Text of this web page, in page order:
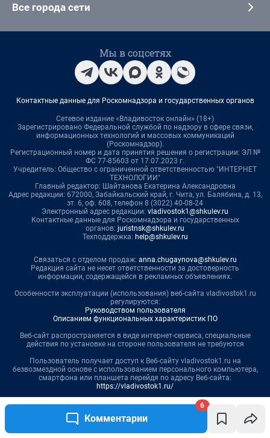
Комментарии
6
Все города сети
Мы в соцсетях
Контактные данные для Роскомнадзора и государственных органов
Сетевое издание «Владивосток онлайн» (18+)
Зарегистрировано Федеральной службой по надзору в сфере связи,
информационных технологий и массовых коммуникаций
(Роскомнадзор).
Регистрационный номер и дата принятия решения о регистрации: ЭЛ №
ФС 77-85603 от 17.07.2023 г.
Учредитель: Общество с ограниченной ответственностью "ИНТЕРНЕТ
ТЕХНОЛОГИИ"
Главный редактор: Шайтанова Екатерина Александровна
Адрес редакции: 672000, Забайкальский край, г. Чита, ул. Балябина, д. 13,
эт. 6, оф. 608, телефон 8 (3022) 40-08-24
Электронный адрес редакции: vladivostok1@shkulev.ru
Контактные данные для Роскомнадзора и государственных
органов: juristnsk@shkulev.ru
Техподдержка: help@shkulev.ru
Связаться с отделом продаж: anna.chugaynova@shkulev.ru
Редакция сайта не несет ответственности за достоверность
информации, содержащейся в рекламных объявлениях.
Особенности эксплуатации (использования) веб-сайта vladivostok1.ru
регулируются:
Руководством пользователя
Описанием функциональных характеристик ПО
Веб-сайт распространяется в виде интернет-сервиса, специальные
действия по установке на стороне пользователя не требуются
Пользователь получает доступ к Веб-сайту vladivostok1.ru на
безвозмездной основе с использованием персонального компьютера,
смартфона или планшета перейдя по адресу Веб-сайта:
https://vladivostok1.ru/
Информация об ограничениях
Политика использования cookies